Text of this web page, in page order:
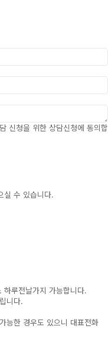
신청을 위한 상담신청에 동의합
실 수 있습니다.
루전날가지 가능합니다.
니다.
능한 경우도 있으니 대표전화